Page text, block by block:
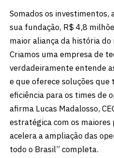
Somados os investimentos,
sua fundação, R$ 4,8
maior aliança da história
Criamos uma empresa de
verdadeiramente entende
e que oferece soluções
eficiência para os times de
afirma Lucas Madalosso,
estratégica com os maiores
acelera a ampliação das
todo o Brasil” completa.